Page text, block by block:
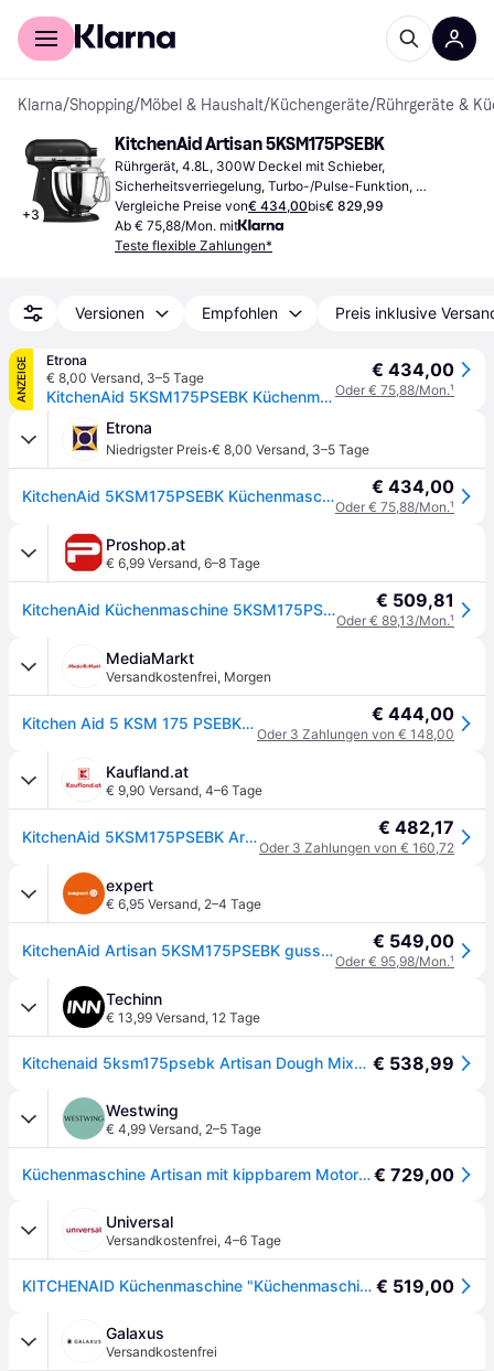
Für Shopper
Klarna/Shopping/Möbel & Haushalt/Küchengeräte/Rührgeräte &
+3
KitchenAid Artisan 5KSM175PSEBK
Rührgerät, 4.8L, 300W Deckel mit Schieber,
Sicherheitsverriegelung, Turbo-/Pulse-Funktion,
Spritzschutz
Vergleiche Preise von€ 434,00bis€ 829,99
Ab € 75,88/Mon. mit
Teste flexible Zahlungen*
Versionen Empfohlen Preis inklusive
ANZEIGE
Etrona
€ 8,00 Versand, 3–5 Tage
KitchenAid 5KSM175PSEBK Küchenmaschine schwarz
€ 434,00
Oder € 75,88/Mon.¹
Etrona
Niedrigster Preis·€ 8,00 Versand, 3–5 Tage
KitchenAid 5KSM175PSEBK Küchenmaschine schwarz € 434,00
Oder € 75,88/Mon.¹
Proshop.at
€ 6,99 Versand, 6–8 Tage
KitchenAid Küchenmaschine 5KSM175PSEBK Artisan - Cast iron black € 509,81
Oder € 89,13/Mon.¹
MediaMarkt
Versandkostenfrei, Morgen
Kitchen Aid 5 KSM 175 PSEBK Artisan Küchenmaschine Gusseisen Schwarz (Rührschüsselkapazität: 4,8 l, 300 Watt) € 444,00
Oder 3 Zahlungen von € 148,00
Kaufland.at
€ 9,90 Versand, 4–6 Tage
KitchenAid 5KSM175PSEBK Artisan KÃ1/4chenmaschine 300W 4,8L Gusseisen Schwarz € 482,17
Oder 3 Zahlungen von € 160,72
expert
€ 6,95 Versand, 2–4 Tage
KitchenAid Artisan 5KSM175PSEBK gusseisen schwarz Küchenmaschine € 549,00
Oder € 95,98/Mon.¹
Techinn
€ 13,99 Versand, 12 Tage
Kitchenaid 5ksm175psebk Artisan Dough Mixer Schwarz One Size / EU Plug 220V € 538,99
Westwing
€ 4,99 Versand, 2–5 Tage
Küchenmaschine Artisan mit kippbarem Motorkopf, 4.8 L, 8er-Set€ 729,00
Universal
Versandkostenfrei, 4–6 Tage
KITCHENAID Küchenmaschine "Küchenmaschine 5KSM175PSEBK GUSSEISEN SCHWARZ", schwarz (gusseisen schwarz), B:24cm H:36cm T:37cm, Küchenmaschinen, Küchenmaschine € 519,00
Galaxus
Versandkostenfrei